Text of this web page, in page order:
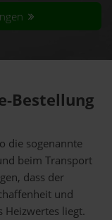
Bestellung
die sogenannte
beim Transport
dass der
und
Heizwertes liegt.